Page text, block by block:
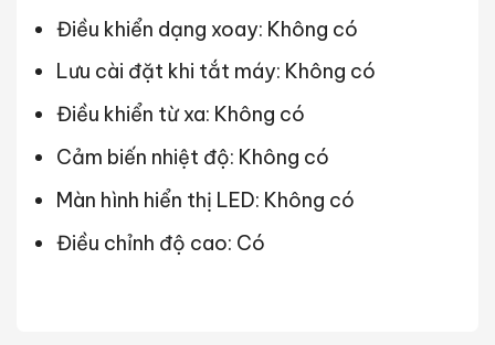
Điều khiển dạng xoay: Không có
Lưu cài đặt khi tắt máy: Không có
Điều khiển từ xa: Không có
Cảm biến nhiệt độ: Không có
Màn hình hiển thị LED: Không có
Điều chỉnh độ cao: Có